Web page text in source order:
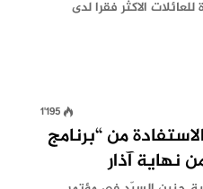
الاكثر فقرا لدى
1٬195
من “برنامج